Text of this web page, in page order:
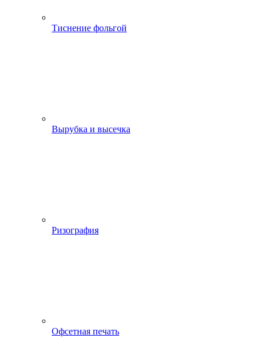
Тиснение фольгой
Вырубка и высечка
Ризография
Офсетная печать